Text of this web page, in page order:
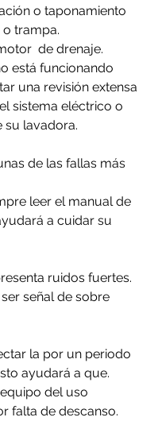
o taponamiento
o trampa.
de drenaje.
está funcionando
una revisión extensa
sistema eléctrico o
su lavadora.
de las fallas más
leer el manual de
a cuidar su
ruidos fuertes.
señal de sobre
la por un periodo
ayudará a que.
del uso
falta de descanso.